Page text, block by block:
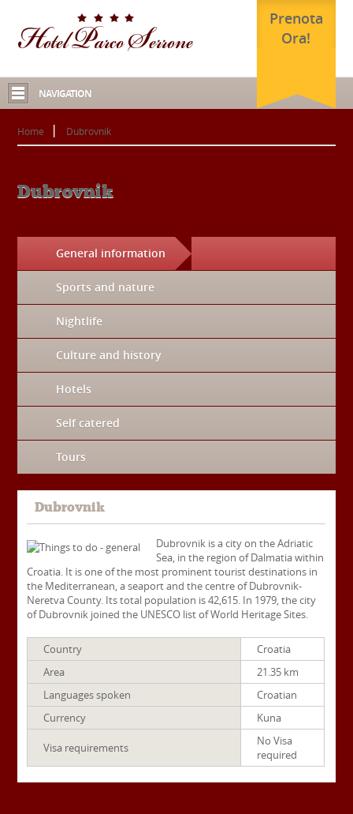
Prenota
Ora!
NAVIGATION
Home Dubrovnik
Dubrovnik
General information
Sports and nature
Nightlife
Culture and history
Hotels
Self catered
Tours
Dubrovnik
Dubrovnik is a city on the Adriatic
Sea, in the region of Dalmatia within
Croatia. It is one of the most prominent tourist destinations in
the Mediterranean, a seaport and the centre of Dubrovnik-
Neretva County. Its total population is 42,615. In 1979, the city
of Dubrovnik joined the UNESCO list of World Heritage Sites.
Country
Croatia
Area
21.35 km
Languages spoken
Croatian
Currency
Kuna
Visa requirements
No Visa
required